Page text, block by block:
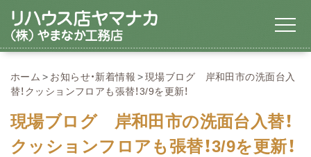
ホーム お知らせ・新着情報
現場ブログ 岸和田市の洗面台入
替！クッションフロアも張替！3/9を更新！
現場ブログ 岸和田市の洗面台入替！
クッションフロアも張替！3/9を更新！